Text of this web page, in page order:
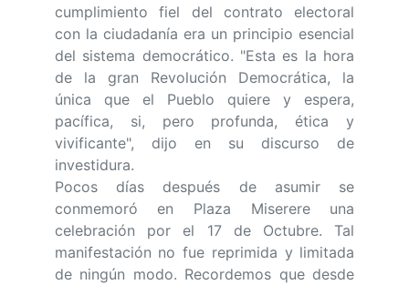
cumplimiento fiel del contrato electoral
con la ciudadanía era un principio esencial
del sistema democrático. "Esta es la hora
de la gran Revolución Democrática, la
única que el Pueblo quiere y espera,
pacífica, si, pero profunda, ética y
vivificante", dijo en su discurso de
investidura.
Pocos días después de asumir se
conmemoró en Plaza Miserere una
celebración por el 17 de Octubre. Tal
manifestación no fue reprimida y limitada
de ningún modo. Recordemos que desde